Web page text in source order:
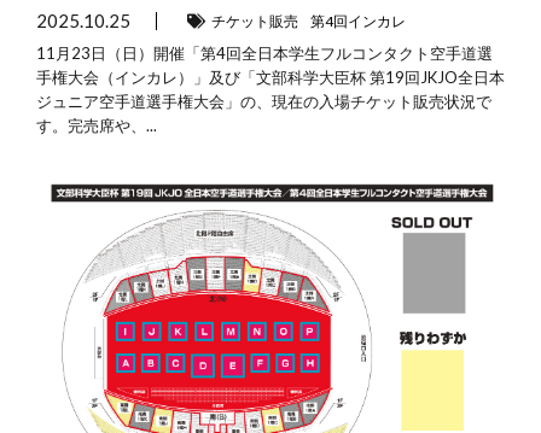
2025.10.25 チケット販売 第4回インカレ
11月23日（日）開催「第4回全日本学生フルコンタクト空手道選
手権大会（インカレ）」及び「文部科学大臣杯 第19回JKJO全日本
ジュニア空手道選手権大会」の、現在の入場チケット販売状況で
す。完売席や、...